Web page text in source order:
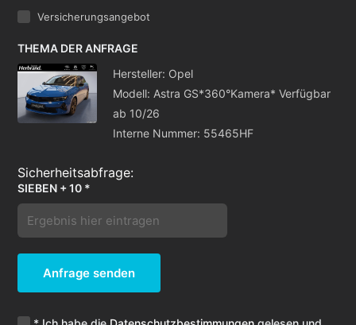
Versicherungsangebot
THEMA DER ANFRAGE
Hersteller: Opel
Modell: Astra GS*360°Kamera* Verfügbar
ab 10/26
Interne Nummer: 55465HF
SIEBEN + 10 *
Anfrage senden